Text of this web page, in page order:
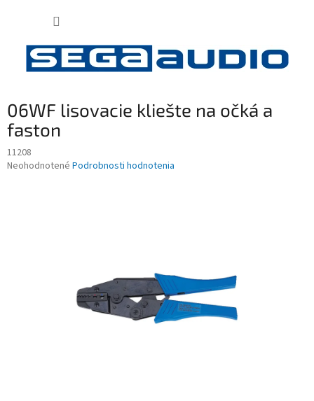
06WF lisovacie kliešte na očká a
faston
11208
Priemerné
Neohodnotené Podrobnosti hodnotenia